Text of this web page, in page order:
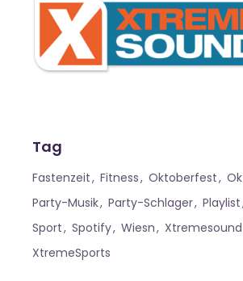
Tag
Fastenzeit Fitness Oktoberfest
Party-Musik
Party-Schlager Playlist
Sport
Spotify Wiesn
Xtremesound
XtremeSports